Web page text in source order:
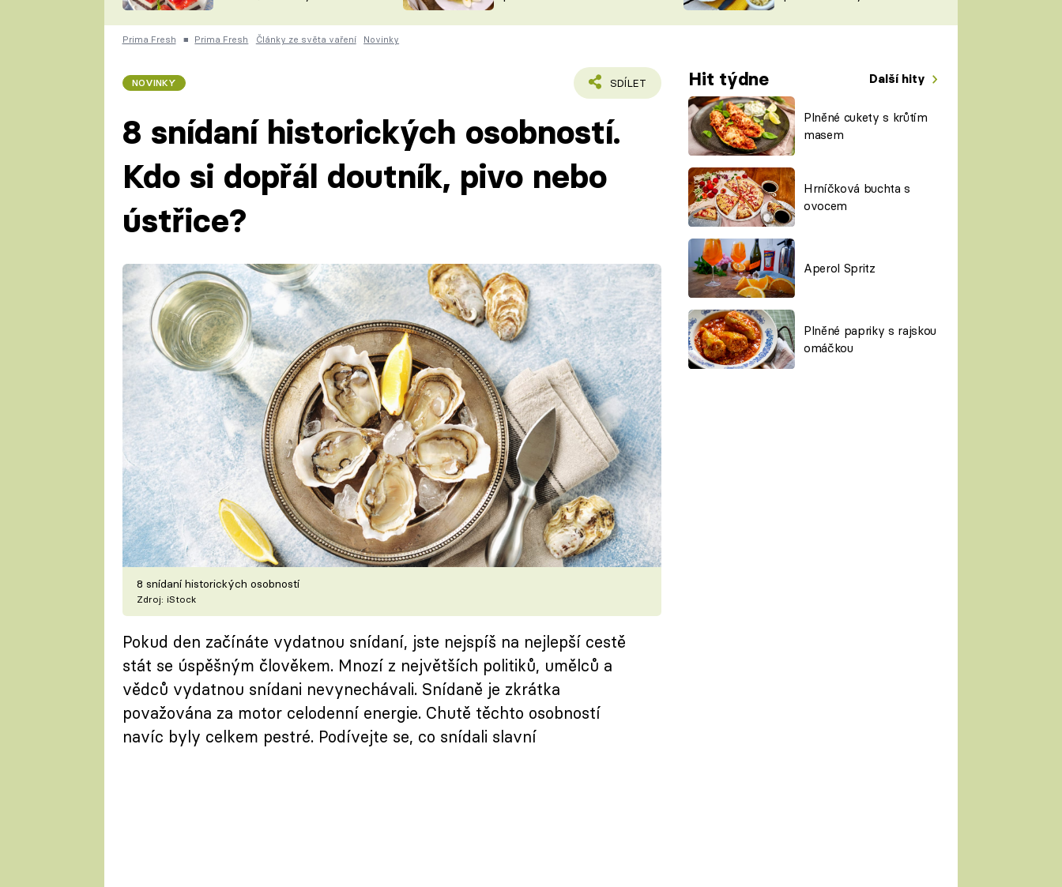
ČESKO NA TALÍŘI
VYCHYTÁVKY
ŠÉFREDAKTORKY
ČASOPIS
Prima Fresh ■ Prima Fresh Články ze světa vaření Novinky
NOVINKY SDÍLET Hit týdne Další hity
Plněné cukety s krůtím
masem
Hrníčková buchta s
ovocem
Aperol Spritz
Plněné papriky s rajskou
omáčkou
8 snídaní historických osobností.
Kdo si dopřál doutník, pivo nebo
ústřice?
8 snídaní historických osobností
Zdroj: iStock
Pokud den začínáte vydatnou snídaní, jste nejspíš na nejlepší cestě
stát se úspěšným člověkem. Mnozí z největších politiků, umělců a
vědců vydatnou snídani nevynechávali. Snídaně je zkrátka
považována za motor celodenní energie. Chutě těchto osobností
navíc byly celkem pestré. Podívejte se, co snídali slavní